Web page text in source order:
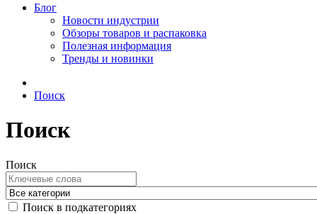
Блог
Новости индустрии
Обзоры товаров и распаковка
Полезная информация
Тренды и новинки
Поиск
Поиск
Поиск
Поиск в подкатегориях